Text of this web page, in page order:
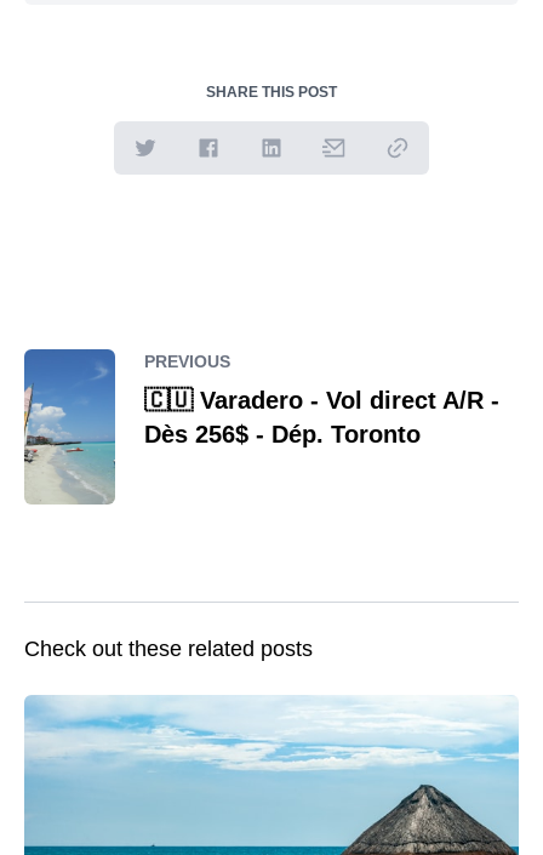
SHARE THIS POST
PREVIOUS
🇨🇺 Varadero - Vol direct A/R -
Dès 256$ - Dép. Toronto
Check out these related posts